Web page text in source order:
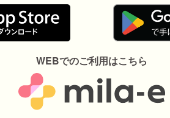
WEBでのご利用はこちら